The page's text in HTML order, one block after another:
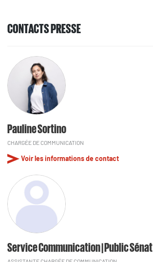
CONTACTS PRESSE
Pauline Sortino
CHARGÉE DE COMMUNICATION
Voir les informations de contact
Service Communication | Public Sénat